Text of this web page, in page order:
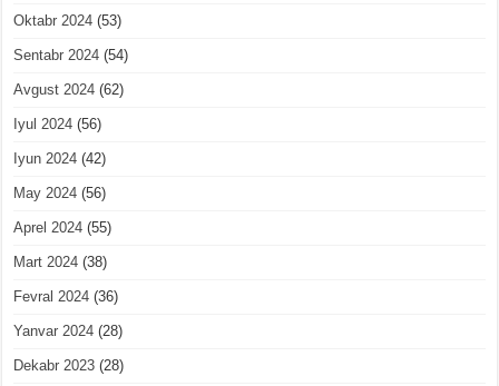
Oktabr 2024 (53)
Sentabr 2024 (54)
Avgust 2024 (62)
Iyul 2024 (56)
Iyun 2024 (42)
May 2024 (56)
Aprel 2024 (55)
Mart 2024 (38)
Fevral 2024 (36)
Yanvar 2024 (28)
Dekabr 2023 (28)